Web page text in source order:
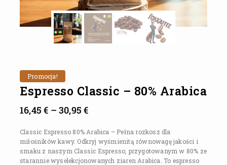
Promocja!
Espresso Classic – 80% Arabica
16,45€ – 30,95€
Classic Espresso 80% Arabica – Pełna rozkosz dla
miłośników kawy. Odkryj wyśmienitą równowagę jakości i
smaku z naszym Classic Espresso, przygotowanym w 80% ze
starannie wyselekcjonowanych ziaren Arabica. To espresso